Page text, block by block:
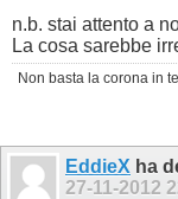
n.b. stai attento a
La cosa sarebbe
Non basta la corona in
EddieX ha
27-11-2012